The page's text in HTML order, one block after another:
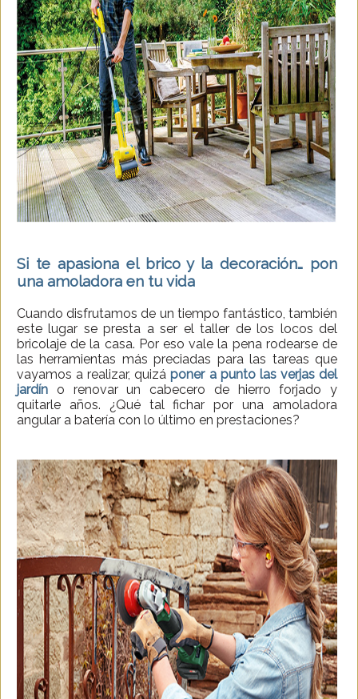
Si te apasiona el brico y la decoración… pon
una amoladora en tu vida
Cuando disfrutamos de un tiempo fantástico, también
este lugar se presta a ser el taller de los locos del
bricolaje de la casa. Por eso vale la pena rodearse de
las herramientas más preciadas para las tareas que
vayamos a realizar, quizáponer a punto las verjas del
jardín o renovar un cabecero de hierro forjado y
quitarle años. ¿Qué tal fichar por una amoladora
angular a batería con lo último en prestaciones?